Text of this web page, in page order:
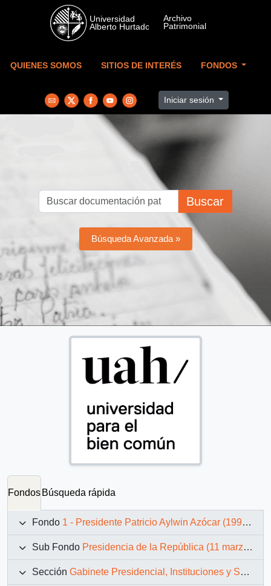
Skip to main content
QUIENES SOMOS SITIOS DE INTERÉS FONDOS
Iniciar sesión
Buscar
Búsqueda Avanzada »
Fondos Búsqueda rápida
Fondo 1 - Presidente Patricio Aylwin Azócar (1990-1994)
Sub Fondo Presidencia de la República (11 marzo 1990 – 11 marzo 1994)
Sección Gabinete Presidencial, Instituciones y Servicios